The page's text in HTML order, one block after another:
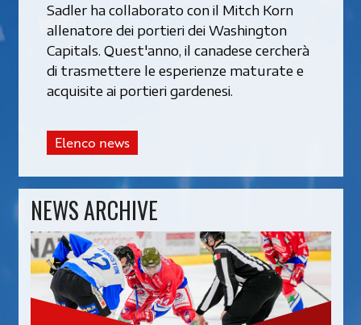
Sadler ha collaborato con il Mitch Korn
allenatore dei portieri dei Washington
Capitals. Quest'anno, il canadese cercherà
di trasmettere le esperienze maturate e
acquisite ai portieri gardenesi.
Elenco news
NEWS ARCHIVE